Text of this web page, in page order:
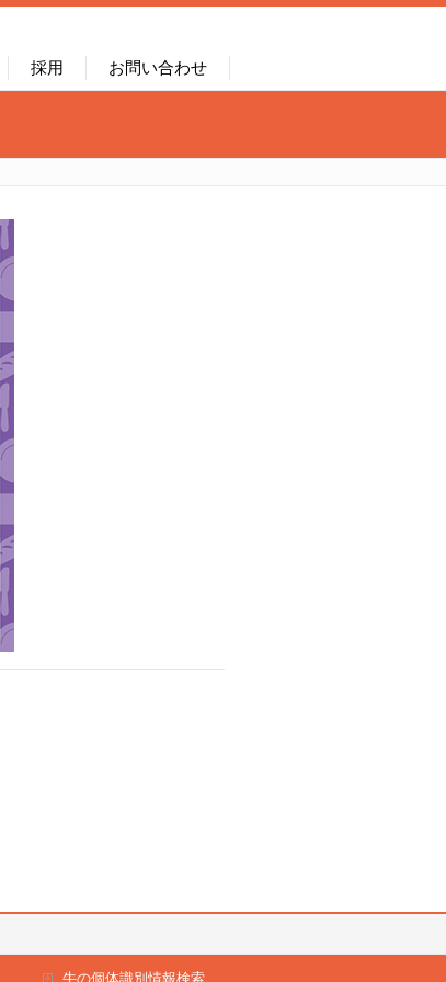
採用 お問い合わせ
牛の個体識別情報検索